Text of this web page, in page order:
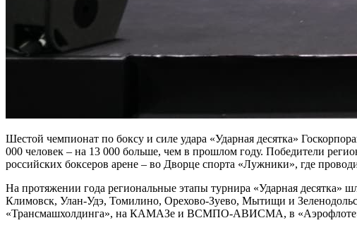
Шестой чемпионат по боксу и силе удара «Ударная десятка»
000 человек – на 13 000 больше, чем в прошлом году. Победители
российских боксеров арене – во Дворце спорта «Лужники», где
На протяжении года региональные этапы турнира «Ударная десятка»
Климовск, Улан-Удэ, Томилино, Орехово-Зуево, Мытищи и
«Трансмашхолдинга», на КАМАЗе и ВСМПО-АВИСМА, в